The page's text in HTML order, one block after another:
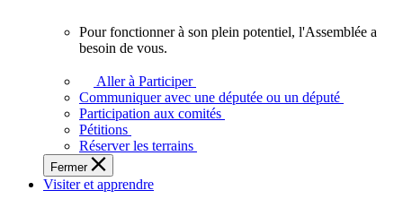
plein
potentiel,
l'Assemblée
a
besoin
de
Pour fonctionner à son plein potentiel, l'Assemblée a
besoin de vous.
Aller à Participer
Communiquer avec une députée ou un député
Participation aux comités
Pétitions
Réserver les terrains
Fermer
Visiter et apprendre